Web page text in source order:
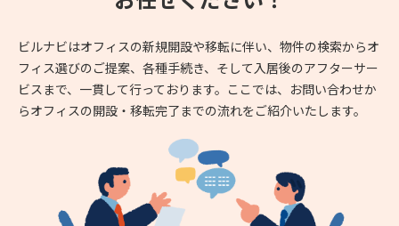
ビルナビはオフィスの新規開設や移転に伴い、物件の検索からオ
フィス選びのご提案、各種手続き、そして入居後のアフターサー
ビスまで、一貫して行っております。ここでは、お問い合わせか
らオフィスの開設・移転完了までの流れをご紹介いたします。